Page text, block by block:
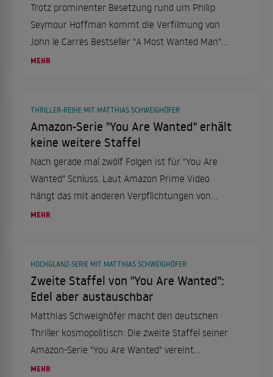
Trotz prominenter Besetzung rund um Philip
Seymour Hoffman kommt die Verfilmung von
John le Carrés Bestseller "A Most Wanted Man"
nur selten über das Niveau eines TV-Films
MEHR
THRILLER-REIHE MIT MATTHIAS SCHWEIGHÖFER
Amazon-Serie "You Are Wanted" erhält
keine weitere Staffel
Nach gerade mal zwölf Folgen ist für "You Are
Wanted" Schluss. Laut Amazon Prime Video
hängt das mit anderen Verpflichtungen von
Hautdarsteller Matthias Schweighöfer
MEHR
HOCHGLANZ-SERIE MIT MATTHIAS SCHWEIGHÖFER
Zweite Staffel von "You Are Wanted":
Edel aber austauschbar
Matthias Schweighöfer macht den deutschen
Thriller kosmopolitisch: Die zweite Staffel seiner
Amazon-Serie "You Are Wanted" vereint
Hochspannung, Hochglanz-Optik und
MEHR